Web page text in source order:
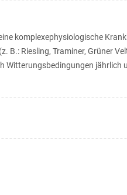
komplexephysiologische
B.: Riesling, Traminer, Grüner
Witterungsbedingungen jährlich